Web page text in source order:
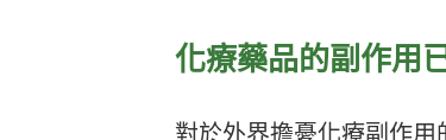
化療藥品的副作用
對於外界擔憂化療副作